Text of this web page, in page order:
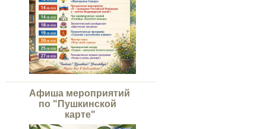
Афиша мероприятий
по "Пушкинской
карте"